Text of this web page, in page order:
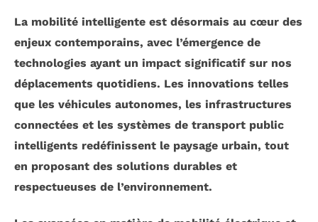
La mobilité intelligente est désormais au cœur des
enjeux contemporains, avec l’émergence de
technologies ayant un impact significatif sur nos
déplacements quotidiens. Les innovations telles
que les véhicules autonomes, les infrastructures
connectées et les systèmes de transport public
intelligents redéfinissent le paysage urbain, tout
en proposant des solutions durables et
respectueuses de l’environnement.